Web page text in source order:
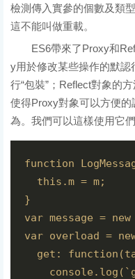
檢測傳入實參的個數及類
這不能叫做重載。
ES6帶來了Proxy和
y用於修改某些操作的默認
行“包裝”；Reflect對象的
使得Proxy對象可以方便
為。我們可以這樣使用它們
function
  this.m = m;
}
var message =
var overload =
get: